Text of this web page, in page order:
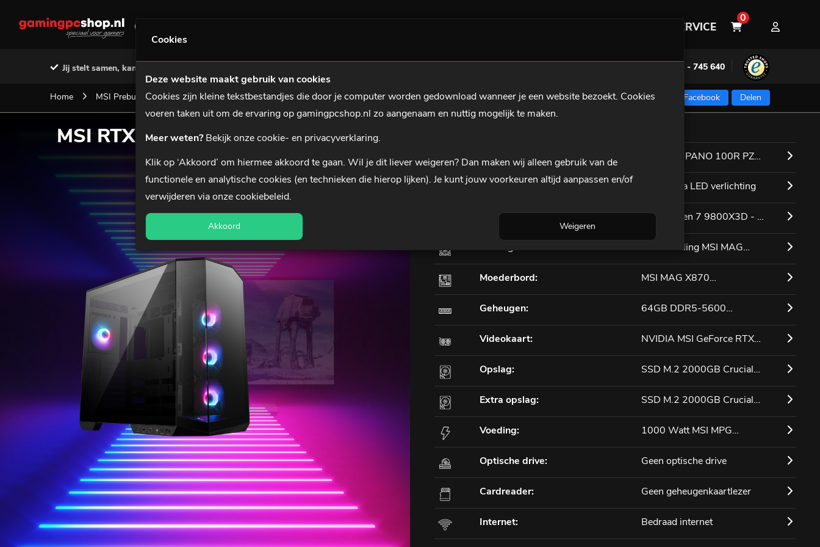
Cookies
Deze website maakt gebruik van cookies
Cookies zijn kleine tekstbestandjes die door je computer worden gedownload wanneer je een website bezoekt. Cookies
voeren taken uit om de ervaring op gamingpcshop.nl zo aangenaam en nuttig mogelijk te maken.
Meer weten? Bekijk onze cookie- en privacyverklaring.
Klik op ‘Akkoord’ om hiermee akkoord te gaan. Wil je dit lieverweigeren? Dan maken wij alleen gebruik van de
functionele en analytische cookies (en technieken die hierop lijken). Je kunt jouw voorkeuren altijd aanpassen en/of
verwijderen via onzecookiebeleid.
Akkoord Weigeren
GAMING PC'S KLANTENSERVICE
0
Jij stelt samen, kant-en-klaar geleverd +31(0)594 - 745 640
Home
MSI Prebuilds
Gaming Accessoires
Over ons
Klantenservice
Winkelmandje
Mijn Account
Home MSI Prebuilds MSI RTX 5090 AMD Game PC Delen
Like ons op Facebook
MSI RTX 5090 AMD Game PC
Behuizing:
MSI MAG PANO 100R PZ
LED Verlichting: Geen extra LED verlichting
Processor: AMD Ryzen 7 9800X3D - 8
Cores
Koeling: Waterkoeling MSI MAG
Coreliquid A13 240 Black
Moederbord: MSI MAG X870
TOMAHAWK WIFI
Geheugen: 64GB DDR5-5600
Kingston Fury Beast RGB
Videokaart: NVIDIA MSI GeForce RTX
5090 32G VENTUS 3X OC
Opslag: SSD M.2 2000GB Crucial
E100
Extra opslag: SSD M.2 2000GB Crucial
E100
Voeding: 1000 Watt MSI MPG
A1000G
Optische drive: Geen optische drive
Cardreader: Geen geheugenkaartlezer
Internet: Bedraad internet
Hulp bij het samenstellen? ✕